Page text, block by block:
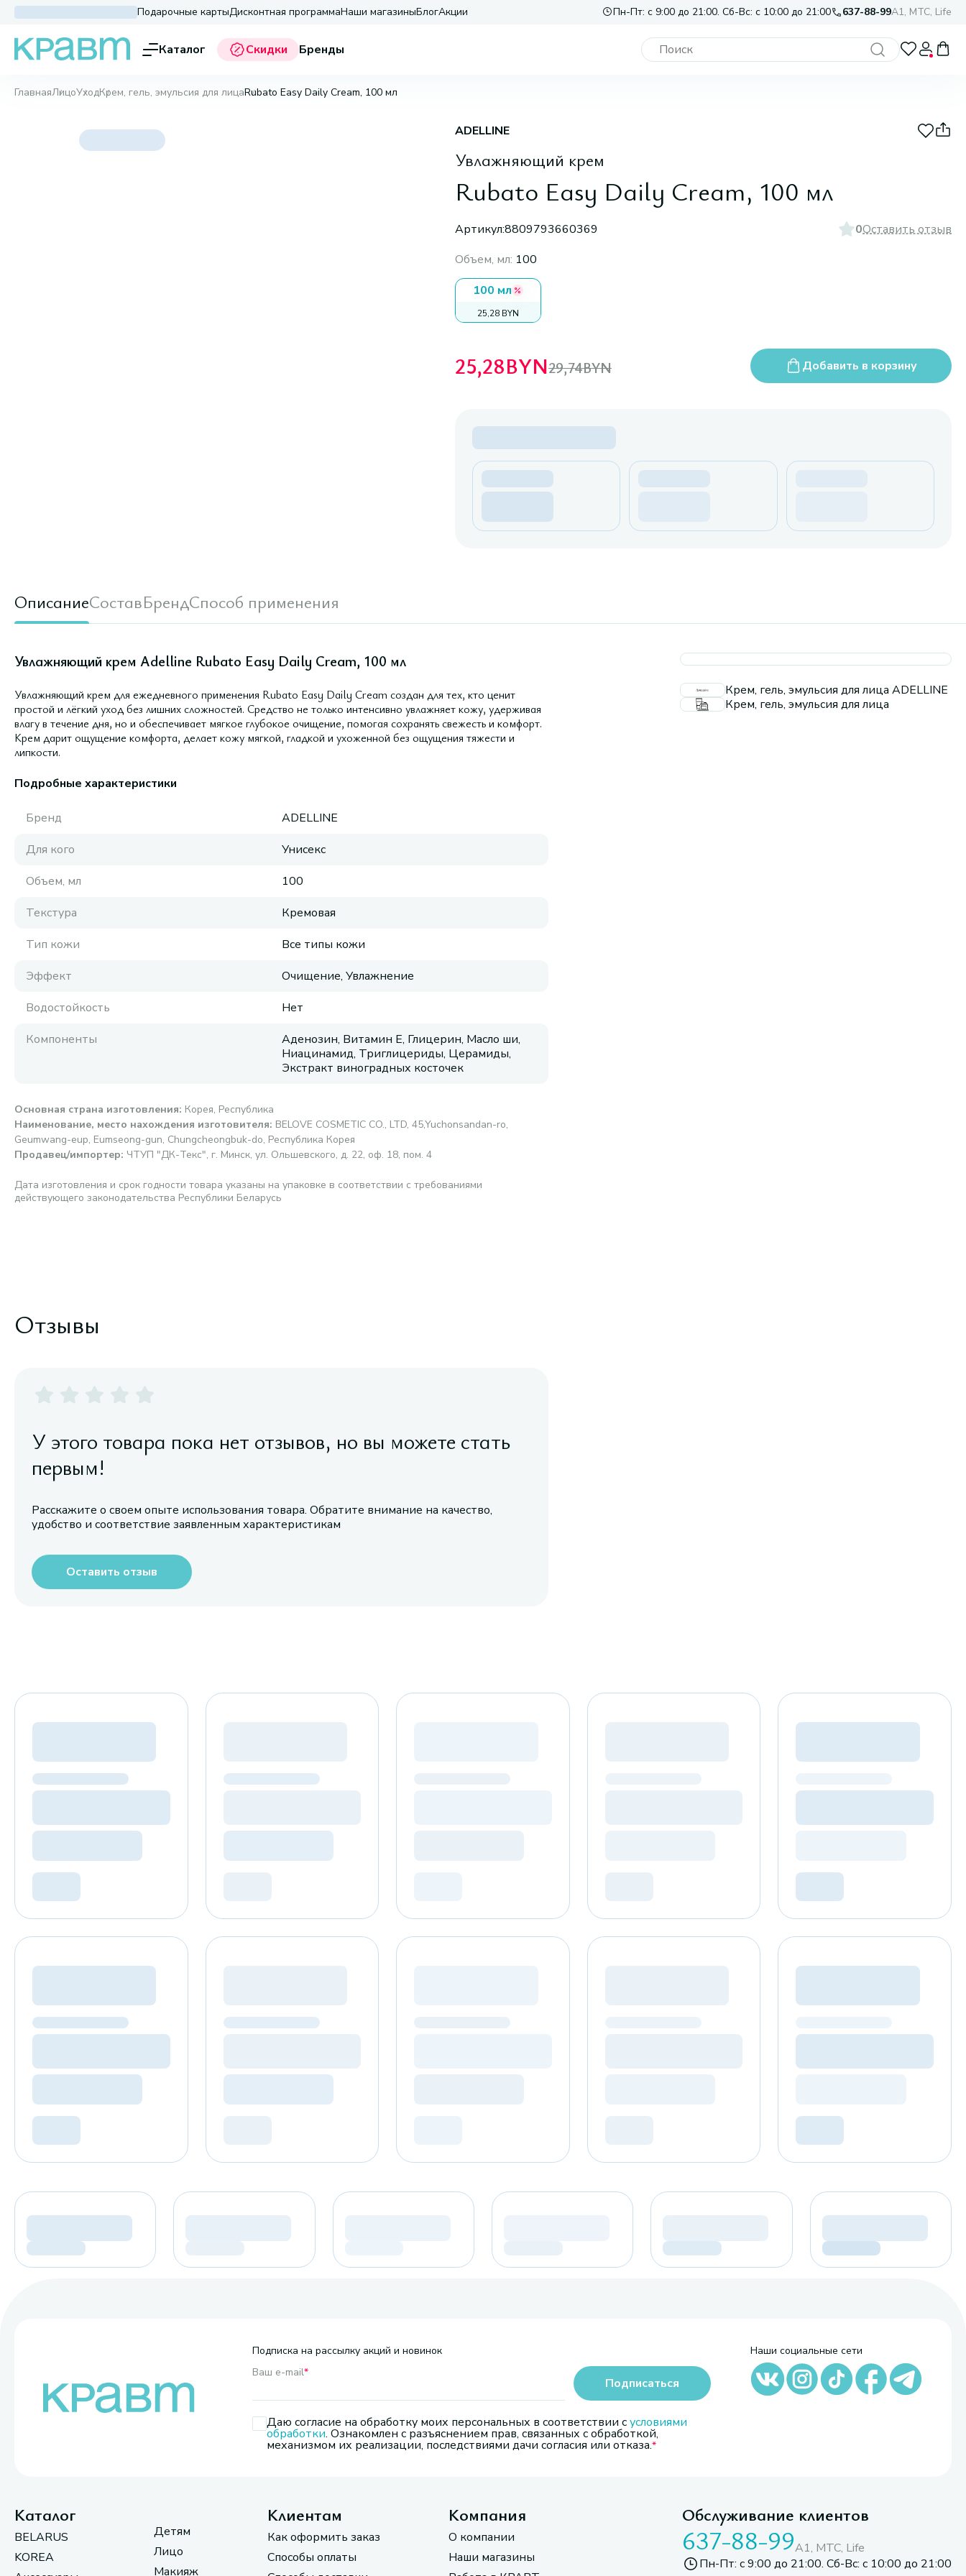
Подарочные картыДисконтная программаНаши магазиныБлогАкции Пн-Пт: с 9:00 до 21:00. Сб-Вс: с 10:00 до 21:00 637-88-99A1, МТС, Life
Каталог Скидки Бренды
ГлавнаяЛицоУходКрем, гель, эмульсия для лицаRubato Easy Daily Cream, 100 мл
ADELLINE
Увлажняющий крем
Rubato Easy Daily Cream, 100 мл
Артикул:8809793660369 0Оставить отзыв
Объем, мл: 100
100 мл
25,28 BYN
25,28BYN29,74BYN Добавить в корзину
ОписаниеСоставБрендСпособ применения
Увлажняющий крем Adelline Rubato Easy Daily Cream, 100 мл
Увлажняющий крем для ежедневного применения Rubato Easy Daily Cream создан для тех, кто ценит
простой и лёгкий уход без лишних сложностей. Средство не только интенсивно увлажняет кожу, удерживая
влагу в течение дня, но и обеспечивает мягкое глубокое очищение, помогая сохранять свежесть и комфорт.
Крем дарит ощущение комфорта, делает кожу мягкой, гладкой и ухоженной без ощущения тяжести и
липкости.
Подробные характеристики
Бренд
ADELLINE
Для кого
Унисекс
Объем, мл
100
Текстура
Кремовая
Тип кожи
Все типы кожи
Эффект
Очищение, Увлажнение
Водостойкость
Нет
Компоненты
Аденозин, Витамин E, Глицерин, Масло ши,
Ниацинамид, Триглицериды, Церамиды,
Экстракт виноградных косточек
Основная страна изготовления: Корея, Республика
Наименование, место нахождения изготовителя: BELOVE COSMETIC CO., LTD, 45,Yuchonsandan-ro,
Geumwang-eup, Eumseong-gun, Chungcheongbuk-do, Республика Корея
Продавец/импортер: ЧТУП "ДК-Текс", г. Минск, ул. Ольшевского, д. 22, оф. 18, пом. 4
Дата изготовления и срок годности товара указаны на упаковке в соответствии с требованиями
действующего законодательства Республики Беларусь
Крем, гель, эмульсия для лица ADELLINE
Крем, гель, эмульсия для лица
Отзывы
У этого товара пока нет отзывов, но вы можете стать
первым!
Расскажите о своем опыте использования товара. Обратите внимание на качество,
удобство и соответствие заявленным характеристикам
Оставить отзыв
Подписка на рассылку акций и новинок
Ваш e-mail*
Даю согласие на обработку моих персональных в соответствии сусловиями
обработки. Ознакомлен с разъяснением прав, связанных с обработкой,
механизмом их реализации, последствиями дачи согласия или отказа.
Подписаться
Наши социальные сети
Каталог
BELARUS
KOREA
Детям
Лицо
Макияж
Клиентам
Как оформить заказ
Способы оплаты
Компания
О компании
Наши магазины
Обслуживание клиентов
637-88-99A1, МТС, Life
Пн-Пт: с 9:00 до 21:00. Сб-Вс: с 10:00 до 21:00